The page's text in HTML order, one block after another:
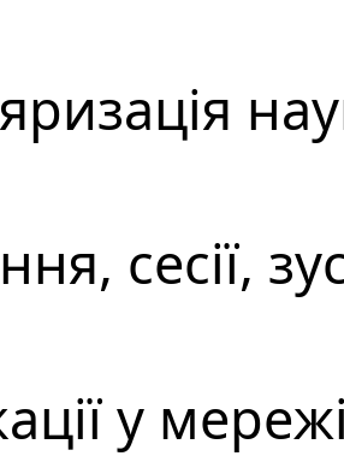
сесії,
у